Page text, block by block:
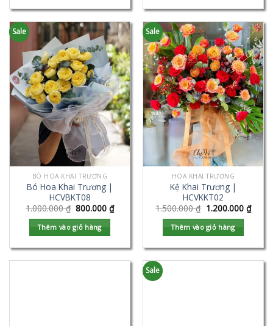
Sale
BÓ HOA KHAI TRƯƠNG
Bó Hoa Khai Trương |
HCVBKT08
1.000.000₫ 800.000₫
Thêm vào giỏ hàng
Sale
HOA KHAI TRƯƠNG
Kệ Khai Trương |
HCVKKT02
1.500.000₫ 1.200.000 ₫
Thêm vào giỏ hàng
Sale